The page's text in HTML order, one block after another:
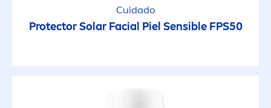
Cuidado
Protector Solar Facial Piel Sensible FPS50